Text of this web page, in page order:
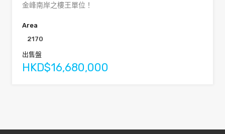
金峰南岸之樓王單位！
Area
2170
出售盤
HKD$16,680,000